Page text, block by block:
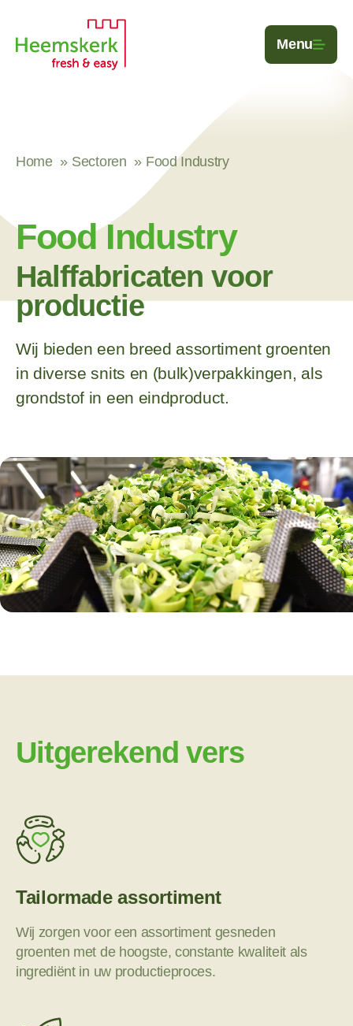
Menu
Home Sectoren Food Industry
Food Industry
Half­fa­bri­ca­ten voor
productie
Wij bieden een breed assortiment groenten
in diverse snits en (bulk)verpakkingen, als
grondstof in een eindproduct.
Uitgerekend vers
Tailormade assortiment
Wij zorgen voor een assortiment gesneden
groenten met de hoogste, constante kwaliteit als
ingrediënt in uw productieproces.